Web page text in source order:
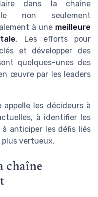
dans la chaîne
non seulement
à une meilleure
. Les efforts pour
et développer des
quelques-unes des
œuvre par les leaders
appelle les décideurs à
à identifier les
anticiper les défis liés
vertueux.
chaîne